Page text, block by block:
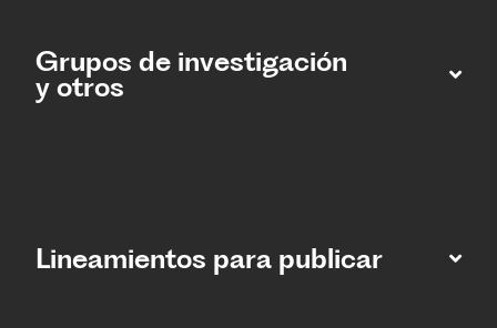
Grupos de investigación
y otros
Lineamientos para publicar